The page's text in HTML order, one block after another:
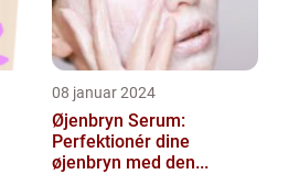
08 januar 2024
Øjenbryn Serum:
Perfektionér dine
øjenbryn med den...